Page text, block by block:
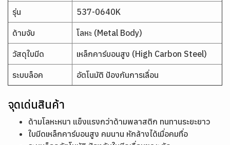
รุ่น 537-0640K
ด้ามจับ โลหะ (Metal Body)
วัสดุใบมีด เหล็กคาร์บอนสูง (High Carbon Steel)
ระบบล็อค อัตโนมัติ ป้องกันการเลื่อน
จุดเด่นสินค้า
ด้ามโลหะหนา แข็งแรงกว่าด้ามพลาสติก ทนทานระยะยาว
ใบมีดเหล็กคาร์บอนสูง คมนาน หักล้างได้เมื่อคมทื่อ